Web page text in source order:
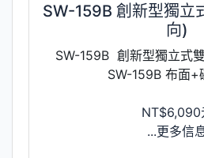
SW-159B 創新型獨立
向)
SW-159B 創新型獨立式
SW-159B 布面+
NT$6,090
...更多信